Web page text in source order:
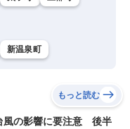
新温泉町
もっと読む
の影響に要注意 後半